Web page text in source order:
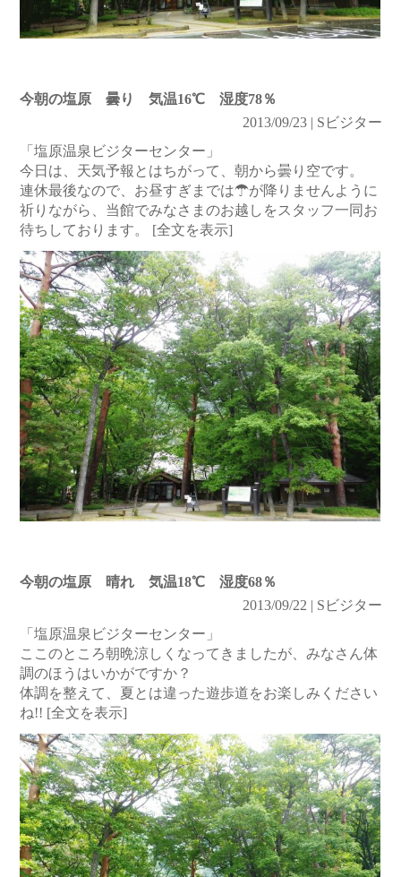
今朝の塩原 曇り 気温16℃ 湿度78％
2013/09/23 | Sビジター
「塩原温泉ビジターセンター」
今日は、天気予報とはちがって、朝から曇り空です。
連休最後なので、お昼すぎまでは☂が降りませんように
祈りながら、当館でみなさまのお越しをスタッフ一同お
待ちしております。 [全文を表示]
今朝の塩原 晴れ 気温18℃ 湿度68％
2013/09/22 | Sビジター
「塩原温泉ビジターセンター」
ここのところ朝晩涼しくなってきましたが、みなさん体
調のほうはいかがですか？
体調を整えて、夏とは違った遊歩道をお楽しみください
ね!! [全文を表示]